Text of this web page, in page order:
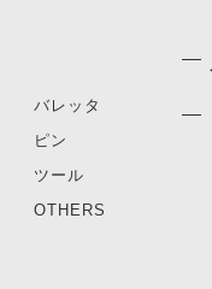
バレッタ
ピン
ツール
OTHERS